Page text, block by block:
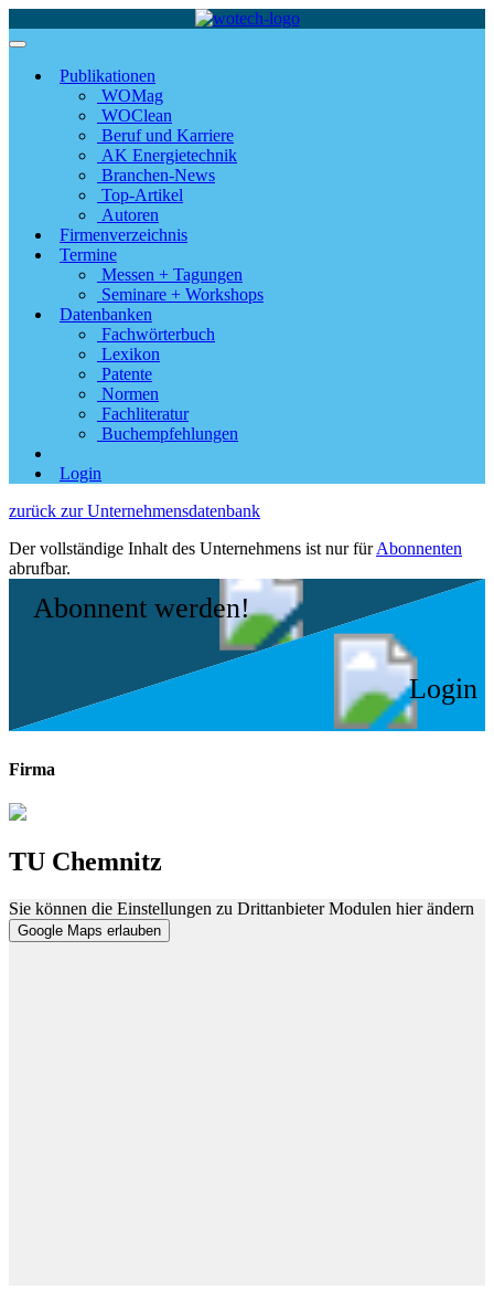
Publikationen
WOMag
WOClean
Beruf und Karriere
AK Energietechnik
Branchen-News
Top-Artikel
Autoren
Firmenverzeichnis
Termine
Messen + Tagungen
Seminare + Workshops
Datenbanken
Fachwörterbuch
Lexikon
Patente
Normen
Fachliteratur
Buchempfehlungen
Login
zurück zur Unternehmensdatenbank
Der vollständige Inhalt des Unternehmens ist nur fürAbonnenten
abrufbar.
Abonnent werden!
Login
Firma
TU Chemnitz
Sie können die Einstellungen zu Drittanbieter Modulen hier ändern
Google Maps erlauben